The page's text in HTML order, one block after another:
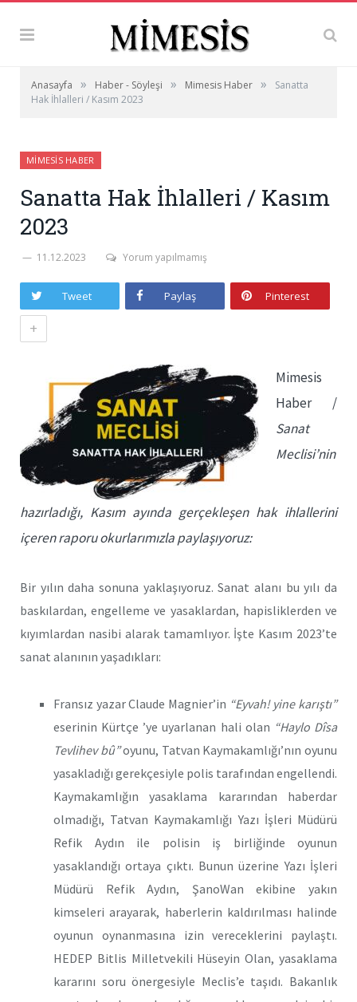
Anasayfa » Haber - Söyleşi » Mimesis Haber »
Sanatta
Hak İhlalleri / Kasım 2023
MIMESIS HABER
Sanatta Hak İhlalleri / Kasım
2023
11.12.2023 Yorum yapılmamış
Tweet Paylaş Pinterest
+
Mimesis
Haber /
Sanat
Meclisi’nin
hazırladığı, Kasım ayında gerçekleşen hak ihlallerini
içeren raporu okurlarımızla paylaşıyoruz:
Bir yılın daha sonuna yaklaşıyoruz. Sanat alanı bu yılı da
baskılardan, engelleme ve yasaklardan, hapisliklerden ve
kıyımlardan nasibi alarak tamamlıyor. İşte Kasım 2023’te
sanat alanının yaşadıkları:
Fransız yazar Claude Magnier’in “Eyvah! yine karıştı”
eserinin Kürtçe ’ye uyarlanan hali olan “Haylo Dîsa
Tevlihev bû”oyunu, Tatvan Kaymakamlığı’nın oyunu
yasakladığı gerekçesiyle polis tarafından engellendi.
Kaymakamlığın yasaklama kararından haberdar
olmadığı, Tatvan Kaymakamlığı Yazı İşleri Müdürü
Refik Aydın ile polisin iş birliğinde oyunun
yasaklandığı ortaya çıktı. Bunun üzerine Yazı İşleri
Müdürü Refik Aydın, ŞanoWan ekibine yakın
kimseleri arayarak, haberlerin kaldırılması halinde
oyunun oynanmasına izin vereceklerini paylaştı.
HEDEP Bitlis Milletvekili Hüseyin Olan, yasaklama
kararını soru önergesiyle Meclis’e taşıdı. Bakanlık